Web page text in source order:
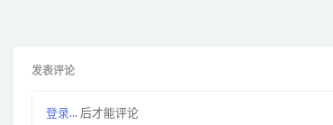
发表评论
登录... 后才能评论